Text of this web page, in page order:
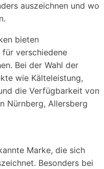
auszeichnen und wo
bieten
verschiedene
Bei der Wahl der
wie Kälteleistung,
die Verfügbarkeit von
Nürnberg, Allersberg
Marke, die sich
Besonders bei